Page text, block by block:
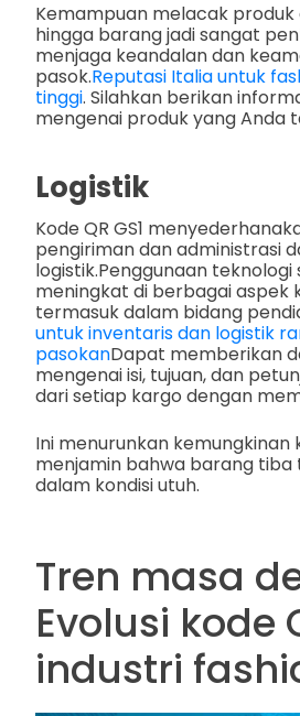
Kemampuan melacak
hingga barang jadi sangat
menjaga keandalan dan
pasok.Reputasi Italia untuk
tinggi. Silahkan berikan
mengenai produk yang Anda
Logistik
Kode QR GS1
pengiriman dan administrasi
logistik.Penggunaan teknologi
meningkat di berbagai aspek
termasuk dalam bidang
untuk inventaris dan logistik
pasokanDapat memberikan
mengenai isi, tujuan, dan
dari setiap kargo dengan
Ini menurunkan kemungkinan
menjamin bahwa barang
dalam kondisi utuh.
Tren masa
Evolusi kode
industri